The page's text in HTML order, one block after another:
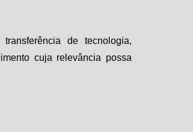
de tecnologia,
cuja relevância possa